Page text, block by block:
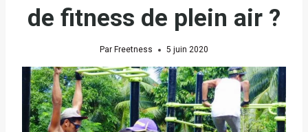
de fitness de plein air ?
Par Freetness 5 juin 2020